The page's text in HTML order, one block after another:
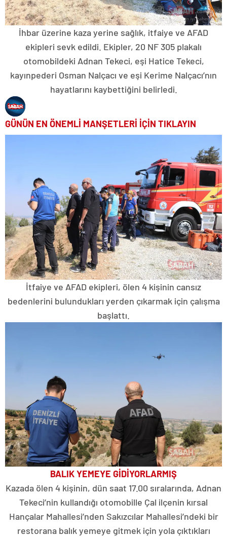
İhbar üzerine kaza yerine sağlık, itfaiye ve AFAD
ekipleri sevk edildi. Ekipler, 20 NF 305 plakalı
otomobildeki Adnan Tekeci, eşi Hatice Tekeci,
kayınpederi Osman Nalçacı ve eşi Kerime Nalçacı’nın
hayatlarını kaybettiğini belirledi.
GÜNÜN EN ÖNEMLİ MANŞETLERİ İÇİN TIKLAYIN
İtfaiye ve AFAD ekipleri, ölen 4 kişinin cansız
bedenlerini bulundukları yerden çıkarmak için çalışma
başlattı.
BALIK YEMEYE GİDİYORLARMIŞ
Kazada ölen 4 kişinin, dün saat 17.00 sıralarında, Adnan
Tekeci’nin kullandığı otomobille Çal ilçenin kırsal
Hançalar Mahallesi’nden Sakızcılar Mahallesi’ndeki bir
restorana balık yemeye gitmek için yola çıktıkları